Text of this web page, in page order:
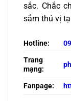
sắc. Chắc
sắm thú vị
Hotline:
Trang
mạng:
Fanpage: